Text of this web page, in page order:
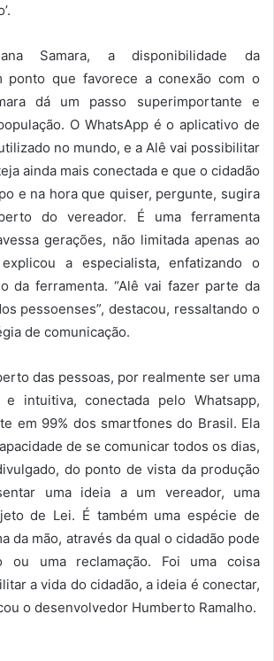
Samara, a disponibilidade da
ponto que favorece a conexão com o
dá um passo superimportante e
O WhatsApp é o aplicativo de
no mundo, e a Alê vai possibilitar
ainda mais conectada e que o cidadão
e na hora que quiser, pergunte, sugira
do vereador. É uma ferramenta
gerações, não limitada apenas ao
a especialista, enfatizando o
da ferramenta. “Alê vai fazer parte da
pessoenses”, destacou, ressaltando o
de comunicação.
das pessoas, por realmente ser uma
e intuitiva, conectada pelo Whatsapp,
em 99% dos smartfones do Brasil. Ela
de se comunicar todos os dias,
do ponto de vista da produção
uma ideia a um vereador, uma
de Lei. É também uma espécie de
da mão, através da qual o cidadão pode
ou uma reclamação. Foi uma coisa
a vida do cidadão, a ideia é conectar,
o desenvolvedor Humberto Ramalho.